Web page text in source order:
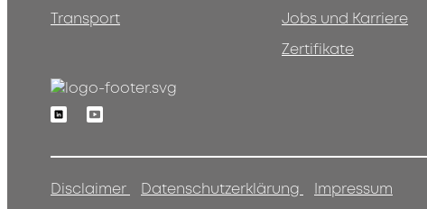
Transport
Jobs und Karriere
Zertifikate
LinkedinYoutube
Disclaimer Datenschutzerklärung Impressum